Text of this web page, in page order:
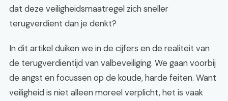
dat deze veiligheidsmaatregel zich sneller
terugverdient dan je denkt?
In dit artikel duiken we in de cijfers en de realiteit van
de terugverdientijd van valbeveiliging. We gaan voorbij
de angst en focussen op de koude, harde feiten. Want
veiligheid is niet alleen moreel verplicht, het is vaak